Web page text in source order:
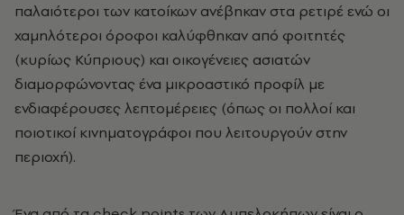
παλαιότεροι των κατοίκων ανέβηκαν στα ρετιρέ ενώ οι
χαμηλότεροι όροφοι καλύφθηκαν από φοιτητές
(κυρίως Κύπριους) και οικογένειες ασιατών
διαμορφώνοντας ένα μικροαστικό προφίλ με
ενδιαφέρουσες λεπτομέρειες (όπως οι πολλοί και
ποιοτικοί κινηματογράφοι που λειτουργούν στην
περιοχή).